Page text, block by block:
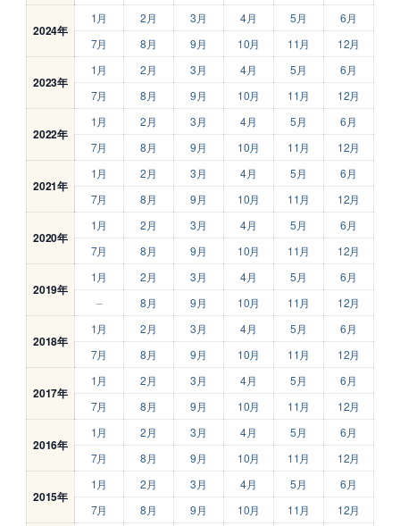
2024年
1月 2月 3月 4月 5月
6月
7月
8月 9月 10月 11月 12月
2023年
1月 2月 3月 4月 5月
6月
7月
8月 9月 10月 11月 12月
2022年
1月 2月 3月 4月 5月
6月
7月
8月 9月 10月 11月 12月
2021年
1月 2月 3月 4月 5月
6月
7月
8月 9月 10月 11月 12月
2020年
1月 2月 3月 4月 5月
6月
7月
8月 9月 10月 11月 12月
2019年
1月 2月 3月 4月 5月
6月
–
8月 9月 10月 11月 12月
2018年
1月 2月 3月 4月 5月
6月
7月
8月 9月 10月 11月 12月
2017年
1月 2月 3月 4月 5月
6月
7月
8月 9月 10月 11月 12月
2016年
1月 2月 3月 4月 5月
6月
7月
8月 9月 10月 11月 12月
2015年
1月 2月 3月 4月 5月
6月
7月
8月 9月 10月 11月 12月